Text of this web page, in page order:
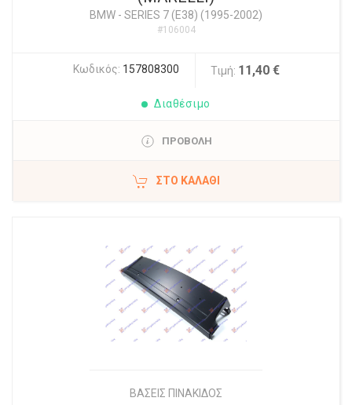
BMW - SERIES 7 (E38) (1995-2002)
#106004
Κωδικός: 157808300 Τιμή: 11,40 €
Διαθέσιμο
ΠΡΟΒΟΛΗ
ΣΤΟ ΚΑΛΆΘΙ
ΒΑΣΕΙΣ ΠΙΝΑΚΙΔΟΣ